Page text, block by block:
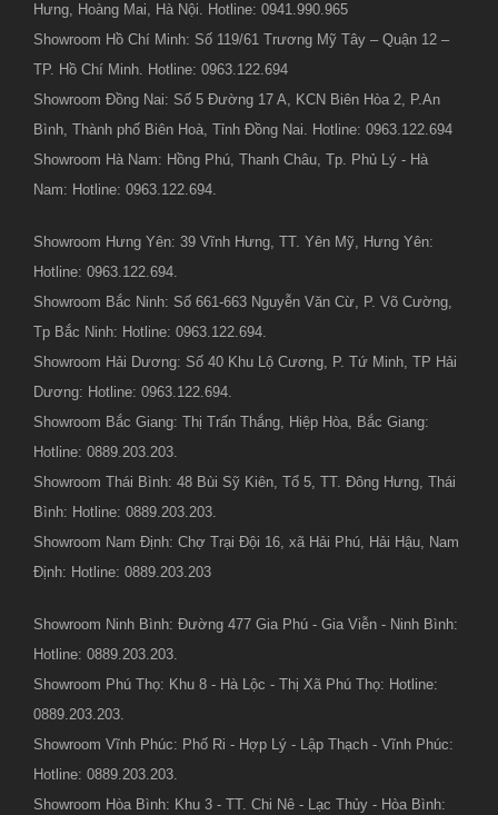
Hưng, Hoàng Mai, Hà Nội. Hotline: 0941.990.965
Showroom Hồ Chí Minh: Số 119/61 Trương Mỹ Tây – Quận 12 –
TP. Hồ Chí Minh. Hotline: 0963.122.694
Showroom Đồng Nai: Số 5 Đường 17 A, KCN Biên Hòa 2, P.An
Bình, Thành phố Biên Hoà, Tỉnh Đồng Nai. Hotline: 0963.122.694
Showroom Hà Nam: Hồng Phú, Thanh Châu, Tp. Phủ Lý - Hà
Nam: Hotline: 0963.122.694.
Showroom Hưng Yên: 39 Vĩnh Hưng, TT. Yên Mỹ, Hưng Yên:
Hotline: 0963.122.694.
Showroom Bắc Ninh: Số 661-663 Nguyễn Văn Cừ, P. Võ Cường,
Tp Bắc Ninh: Hotline: 0963.122.694.
Showroom Hải Dương: Số 40 Khu Lộ Cương, P. Tứ Minh, TP Hải
Dương: Hotline: 0963.122.694.
Showroom Bắc Giang: Thị Trấn Thắng, Hiệp Hòa, Bắc Giang:
Hotline: 0889.203.203.
Showroom Thái Bình: 48 Bùi Sỹ Kiên, Tổ 5, TT. Đông Hưng, Thái
Bình: Hotline: 0889.203.203.
Showroom Nam Định: Chợ Trại Đội 16, xã Hải Phú, Hải Hậu, Nam
Định: Hotline: 0889.203.203
Showroom Ninh Bình: Đường 477 Gia Phú - Gia Viễn - Ninh Bình:
Hotline: 0889.203.203.
Showroom Phú Thọ: Khu 8 - Hà Lộc - Thị Xã Phú Thọ: Hotline:
0889.203.203.
Showroom Vĩnh Phúc: Phố Ri - Hợp Lý - Lập Thạch - Vĩnh Phúc:
Hotline: 0889.203.203.
Showroom Hòa Bình: Khu 3 - TT. Chi Nê - Lạc Thủy - Hòa Bình: